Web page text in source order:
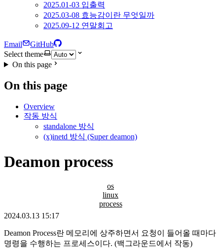
2025.01-03 입출력
2025.03-08 효능감이란 무엇일까
2025.09-12 연말회고
Email
GitHub
Select theme
On this page
On this page
Overview
작동 방식
standalone 방식
(x)inetd 방식 (Super deamon)
Deamon process
os
linux
process
2024.03.13 15:17
Deamon Process란 메모리에 상주하면서 요청이 들어올 때마다
명령을 수행하는 프로세스이다. (백그라운드에서 작동)